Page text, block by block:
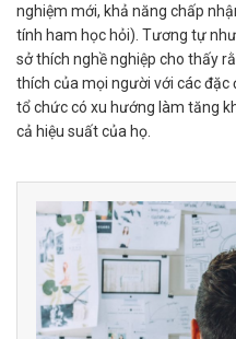
nghiệm mới, khả năng chấp
tính ham học hỏi). Tương tự
sở thích nghề nghiệp cho thấy
thích của mọi người với các đặc
tổ chức có xu hướng làm tăng
cả hiệu suất của họ.